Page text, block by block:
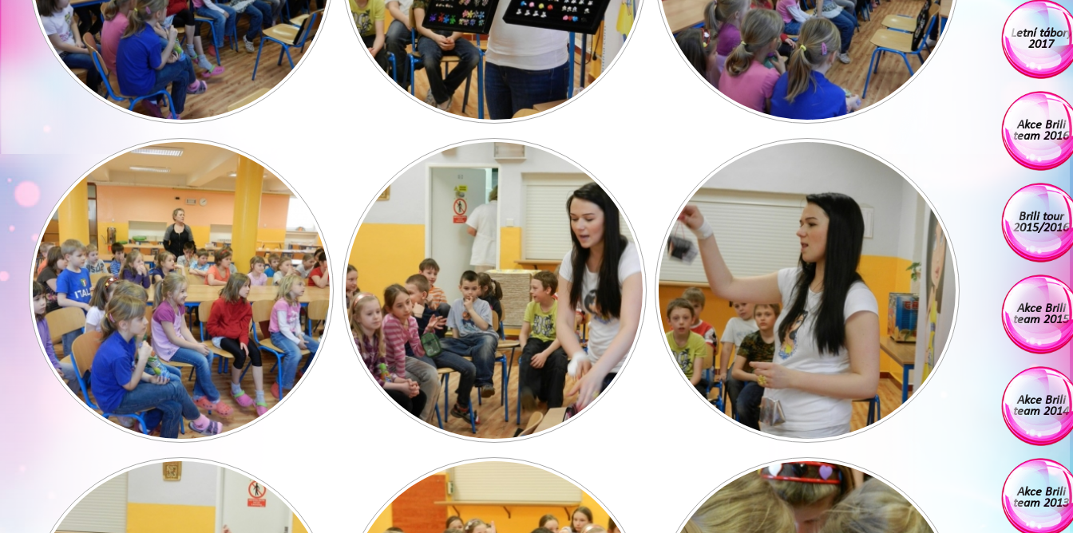
Letní tábory
2017
Akce Brili
team 2016
Brili tour
2015/2016
Akce Brili
team 2015
Akce Brili
team 2014
Akce Brili
team 2013